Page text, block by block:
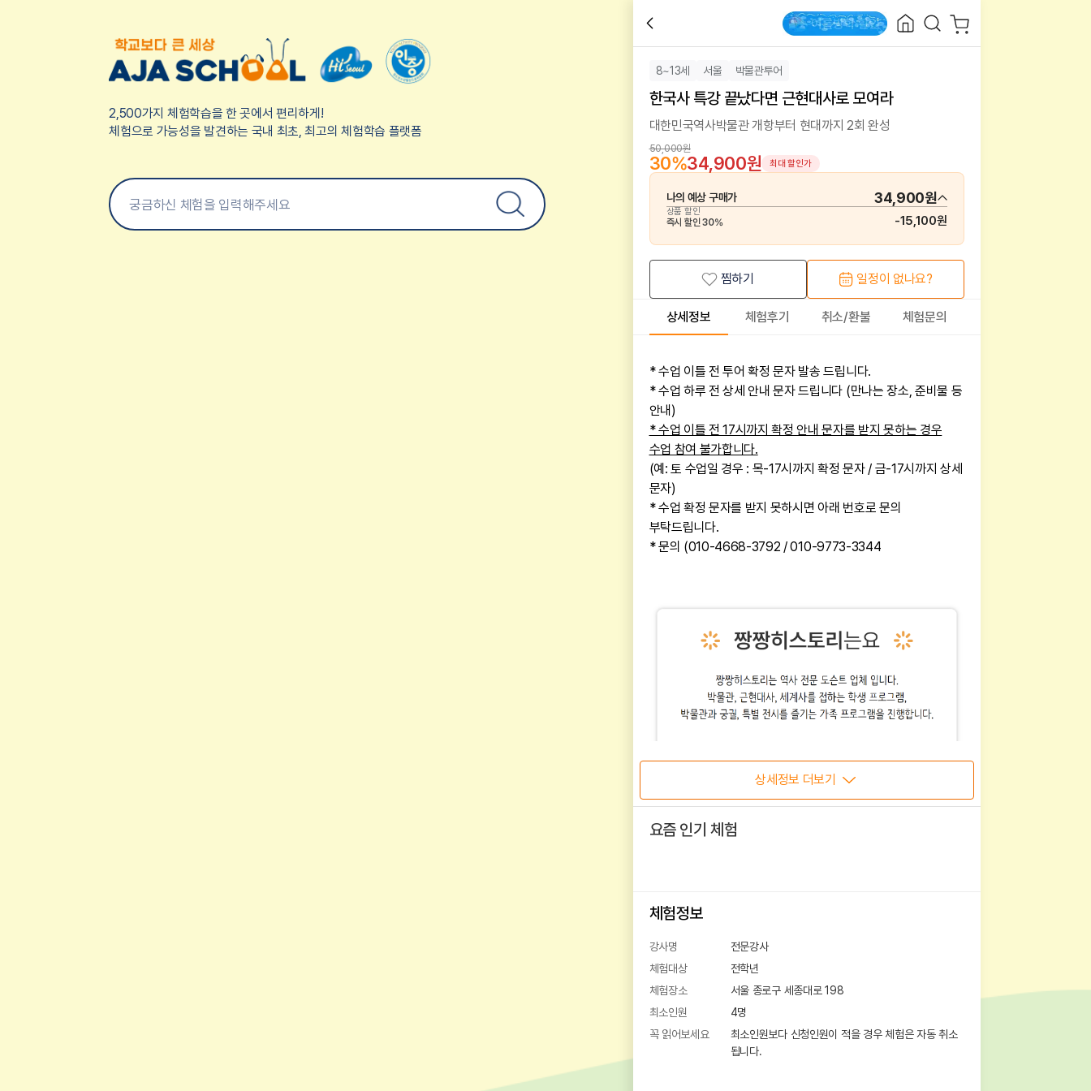
2,500가지 체험학습을 한 곳에서 편리하게!
체험으로 가능성을 발견하는 국내 최초, 최고의 체험학습 플랫폼
8~13세 서울 박물관투어
한국사 특강 끝났다면 근현대사로 모여라
대한민국역사박물관 개항부터 현대까지 2회 완성
50,000원
30%34,900원 최대 할인가
나의 예상 구매가 34,900원
상품 할인
즉시 할인30% -15,100원
찜하기 일정이 없나요?
상세정보 체험후기 취소/환불 체험문의
* 수업 이틀 전 투어 확정 문자 발송 드립니다.
* 수업 하루 전 상세 안내 문자 드립니다 (만나는 장소, 준비물 등
안내)
* 수업 이틀 전 17시까지 확정 안내 문자를 받지 못하는 경우
수업 참여 불가합니다.
(예: 토 수업일 경우 : 목-17시까지 확정 문자 / 금-17시까지 상세
문자)
* 수업 확정 문자를 받지 못하시면 아래 번호로 문의
부탁드립니다.
* 문의 (010-4668-3792 / 010-9773-3344
상세정보 더보기
요즘 인기 체험
체험정보
강사명
전문강사
체험대상
전학년
체험장소
서울 종로구 세종대로 198
최소인원
4명
꼭 읽어보세요
최소인원보다 신청인원이 적을 경우 체험은 자동 취소
됩니다.